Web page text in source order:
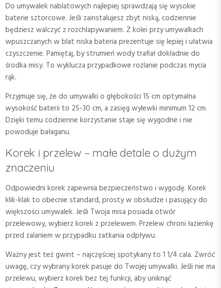
Do umywalek nablatowych najlepiej sprawdzają się wysokie
baterie sztorcowe. Jeśli zainstalujesz zbyt niską, codziennie
będziesz walczyć z rozchlapywaniem. Z kolei przy umywalkach
wpuszczanych w blat niska bateria prezentuje się lepiej i ułatwia
czyszczenie. Pamiętaj, by strumień wody trafiał dokładnie do
środka misy. To wyklucza przypadkowe rozlanie podczas mycia
rąk.
Przyjmuje się, że do umywalki o głębokości 15 cm optymalna
wysokość baterii to 25-30 cm, a zasięg wylewki minimum 12 cm.
Dzięki temu codzienne korzystanie staje się wygodne i nie
powoduje bałaganu.
Korek i przelew – małe detale o dużym
znaczeniu
Odpowiedni korek zapewnia bezpieczeństwo i wygodę. Korek
klik-klak to obecnie standard, prosty w obsłudze i pasujący do
większości umywalek. Jeśli Twoja misa posiada otwór
przelewowy, wybierz korek z przelewem. Przelew chroni łazienkę
przed zalaniem w przypadku zatkania odpływu.
Ważny jest też gwint – najczęściej spotykany to 1 1/4 cala. Zwróć
uwagę, czy wybrany korek pasuje do Twojej umywalki. Jeśli nie ma
przelewu, wybierz korek bez tej funkcji, aby uniknąć